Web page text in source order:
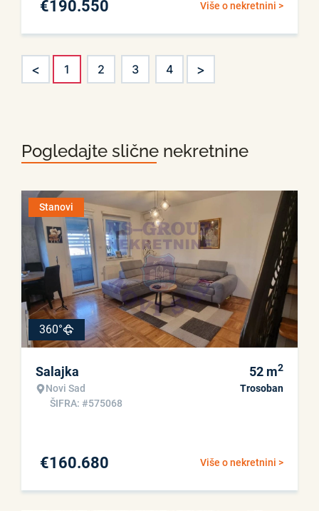
Više o nekretnini >
€190.550
< 1 2 3 4 >
Pogledajte slične nekretnine
Stanovi
360°
Salajka
Novi Sad
ŠIFRA: #575068
52 m2
Trosoban
Više o nekretnini >
€160.680